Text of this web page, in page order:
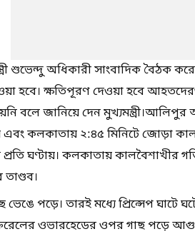
শুভেন্দু অধিকারী সাংবাদিক বৈঠক
হবে। ক্ষতিপূরণ দেওয়া হবে
বলে জানিয়ে দেন
কলকাতায় ২:৪৫ মিনিটে জোড়া
ঘণ্টায়। কলকাতায় কালবৈশাখীর
পড়ে। তারই মধ্যে প্রিন্সেপ ঘাটে ঘটে
ওভারহেডের ওপর গাছ পড়ে